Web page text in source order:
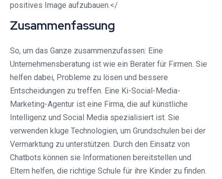
positives Image aufzubauen.</
Zusammenfassung
So, um das Ganze zusammenzufassen: Eine
Unternehmensberatung ist wie ein Berater für Firmen. Sie
helfen dabei, Probleme zu lösen und bessere
Entscheidungen zu treffen. Eine Ki-Social-Media-
Marketing-Agentur ist eine Firma, die auf künstliche
Intelligenz und Social Media spezialisiert ist. Sie
verwenden kluge Technologien, um Grundschulen bei der
Vermarktung zu unterstützen. Durch den Einsatz von
Chatbots können sie Informationen bereitstellen und
Eltern helfen, die richtige Schule für ihre Kinder zu finden.